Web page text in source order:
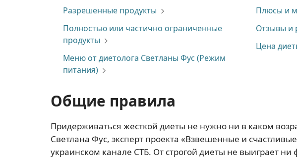
Разрешенные продукты
Полностью или частично ограниченные
продукты
Меню от диетолога Светланы Фус (Режим
питания)
Плюсы и
Отзывы и
Цена
Общие правила
Придерживаться жесткой диеты не нужно ни в каком
Светлана Фус, эксперт проекта «Взвешенные и
украинском канале СТБ. От строгой диеты не выиграет ни